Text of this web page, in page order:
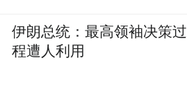
伊朗总统：最高领袖决策过
程遭人利用